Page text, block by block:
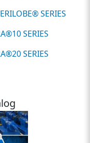
SERIES
SERIES
SERIES